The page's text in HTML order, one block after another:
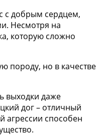
с добрым сердцем,
Несмотря на
которую сложно
породу, но в качестве
выходки даже
дог – отличный
агрессии способен